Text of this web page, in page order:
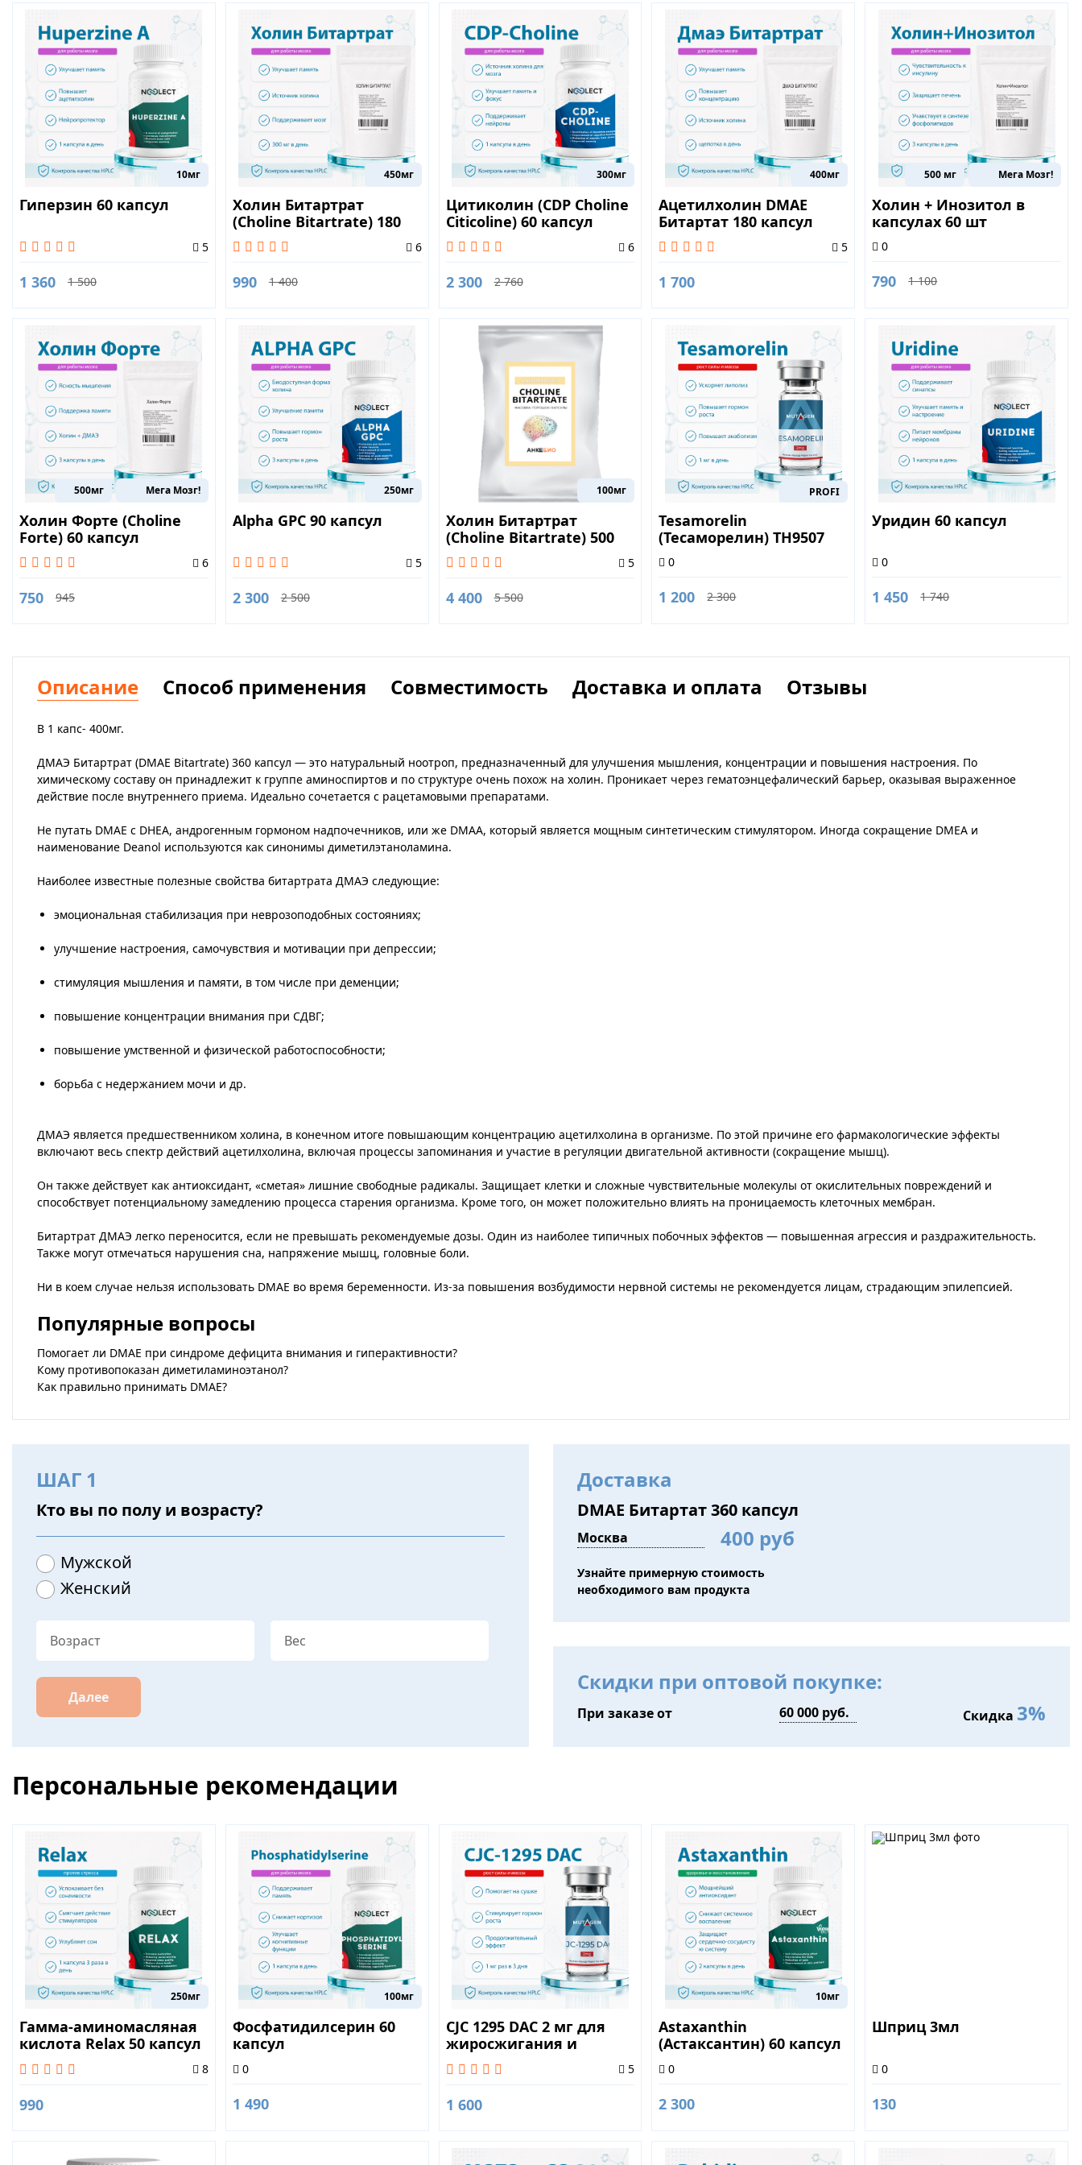
10мг
Гиперзин 60 капсул
5
1 360 1 500
450мг
Холин Битартрат
(Choline Bitartrate) 180
капсул
6
990 1 400
300мг
Цитиколин (CDP Choline
Citicoline) 60 капсул
6
2 300 2 760
400мг
Ацетилхолин DMAE
Битартат 180 капсул
5
1 700
500 мг Мега Мозг!
Холин + Инозитол в
капсулах 60 шт
0
790 1 100
500мг Мега Мозг!
Холин Форте (Choline
Forte) 60 капсул
6
750 945
250мг
Alpha GPC 90 капсул
5
2 300 2 500
100мг
Холин Битартрат
(Choline Bitartrate) 500
грамм
5
4 400 5 500
PROFI
Tesamorelin
(Тесаморелин) TH9507
2mg
0
1 200 2 300
Уридин 60 капсул
0
1 450 1 740
Описание Способ применения Совместимость Доставка и оплата Отзывы
В 1 капс- 400мг.
ДМАЭ Битартрат (DMAE Bitartrate) 360 капсул — это натуральный ноотроп, предназначенный для улучшения мышления, концентрации и повышения настроения. По
химическому составу он принадлежит к группе аминоспиртов и по структуре очень похож на холин. Проникает через гематоэнцефалический барьер, оказывая выраженное
действие после внутреннего приема. Идеально сочетается с рацетамовыми препаратами.
Не путать DMAE с DHEA, андрогенным гормоном надпочечников, или же DMAA, который является мощным синтетическим стимулятором. Иногда сокращение DMEA и
наименование Deanol используются как синонимы диметилэтаноламина.
Наиболее известные полезные свойства битартрата ДМАЭ следующие:
эмоциональная стабилизация при неврозоподобных состояниях;
улучшение настроения, самочувствия и мотивации при депрессии;
стимуляция мышления и памяти, в том числе при деменции;
повышение концентрации внимания при СДВГ;
повышение умственной и физической работоспособности;
борьба с недержанием мочи и др.
ДМАЭ является предшественником холина, в конечном итоге повышающим концентрацию ацетилхолина в организме. По этой причине его фармакологические эффекты
включают весь спектр действий ацетилхолина, включая процессы запоминания и участие в регуляции двигательной активности (сокращение мышц).
Он также действует как антиоксидант, «сметая» лишние свободные радикалы. Защищает клетки и сложные чувствительные молекулы от окислительных повреждений и
способствует потенциальному замедлению процесса старения организма. Кроме того, он может положительно влиять на проницаемость клеточных мембран.
Битартрат ДМАЭ легко переносится, если не превышать рекомендуемые дозы. Один из наиболее типичных побочных эффектов — повышенная агрессия и раздражительность.
Также могут отмечаться нарушения сна, напряжение мышц, головные боли.
Ни в коем случае нельзя использовать DMAE во время беременности. Из-за повышения возбудимости нервной системы не рекомендуется лицам, страдающим эпилепсией.
Популярные вопросы
Помогает ли DMAE при синдроме дефицита внимания и гиперактивности?
Кому противопоказан диметиламиноэтанол?
Как правильно принимать DMAE?
ШАГ 1
Кто вы по полу и возрасту?
Мужской
Женский
Далее
Доставка
DMAE Битартат 360 капсул
400 руб
Узнайте примерную стоимость
необходимого вам продукта
Скидки при оптовой покупке:
При заказе от Скидка 3%
Персональные рекомендации
250мг
Гамма-аминомасляная
кислота Relax 50 капсул
8
990
100мг
Фосфатидилсерин 60
капсул
0
1 490
CJC 1295 DAC 2 мг для
жиросжигания и
активности
5
1 600
10мг
Astaxanthin
(Астаксантин) 60 капсул
0
2 300
Шприц 3мл
0
130